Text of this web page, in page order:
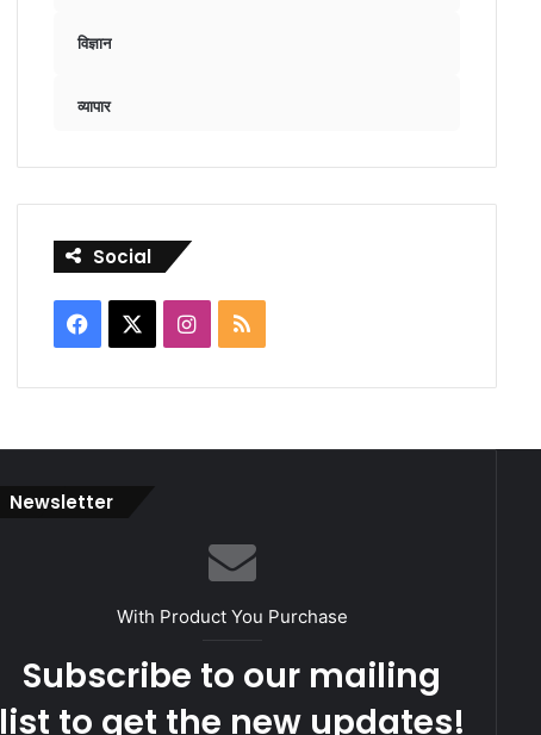
विज्ञान
व्यापार
Social
Facebook Instagram
RSS
Newsletter
With Product You Purchase
Subscribe to our mailing
list to get the new updates!